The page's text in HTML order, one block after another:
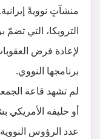
منشآتٍ نوويةً
الترويكا، التي تضمّ
لإعادة فرض
برنامجها النووي.
لم تشهد قاعة
أو حليفه الأمريكي
عدد الرؤوس